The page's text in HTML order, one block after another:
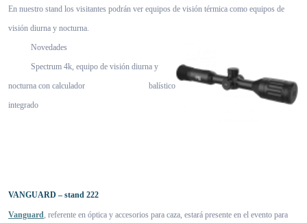
En nuestro stand los visitantes podrán ver equipos de visión térmica como equipos de
visión diurna y nocturna.
Novedades
Spectrum 4k, equipo de visión diurna y
nocturna con calculador balístico
integrado
VANGUARD – stand 222
Vanguard, referente en óptica y accesorios para caza, estará presente en el evento para